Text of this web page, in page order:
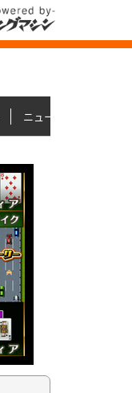
ニュース＆トピックス